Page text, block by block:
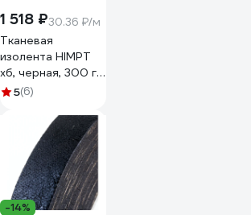
1 518 ₽30.36 ₽/м
Тканевая
изолента HIMPT
хб, черная, 300 г,
двухсторонняя,
00008227
5(6)
-14%